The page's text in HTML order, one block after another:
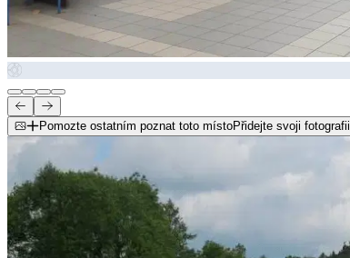
Pomozte ostatním poznat toto místoPřidejte svoji fotografii